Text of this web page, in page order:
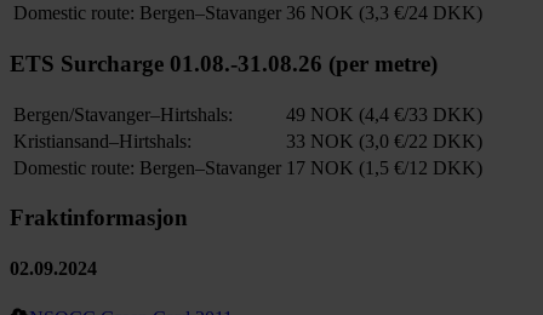
Domestic route: Bergen–Stavanger 36 NOK (3,3 €/24 DKK)
ETS Surcharge 01.08.-31.08.26 (per metre)
Bergen/Stavanger–Hirtshals:
49 NOK (4,4 €/33 DKK)
Kristiansand–Hirtshals:
33 NOK (3,0 €/22 DKK)
Domestic route: Bergen–Stavanger 17 NOK (1,5 €/12 DKK)
Fraktinformasjon
02.09.2024